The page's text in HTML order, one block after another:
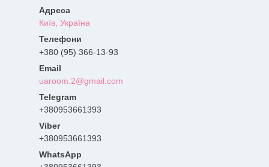
Київ, Україна
+380 (95) 366-13-93
uaroom.2@gmail.com
+380953661393
+380953661393